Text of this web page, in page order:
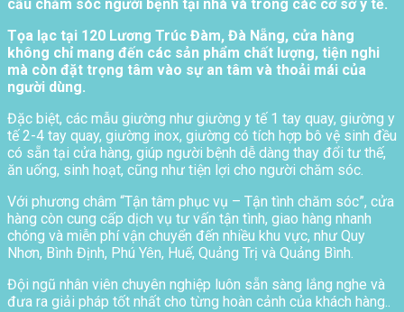
cầu chăm sóc người bệnh tại nhà và trong các cơ sở y tế.
Tọa lạc tại 120 Lương Trúc Đàm, Đà Nẵng, cửa hàng
không chỉ mang đến các sản phẩm chất lượng, tiện nghi
mà còn đặt trọng tâm vào sự an tâm và thoải mái của
người dùng.
Đặc biệt, các mẫu giường như giường y tế 1 tay quay, giường y
tế 2-4 tay quay, giường inox, giường có tích hợp bô vệ sinh đều
có sẵn tại cửa hàng, giúp người bệnh dễ dàng thay đổi tư thế,
ăn uống, sinh hoạt, cũng như tiện lợi cho người chăm sóc.
Với phương châm “Tận tâm phục vụ – Tận tình chăm sóc”, cửa
hàng còn cung cấp dịch vụ tư vấn tận tình, giao hàng nhanh
chóng và miễn phí vận chuyển đến nhiều khu vực, như Quy
Nhơn, Bình Định, Phú Yên, Huế, Quảng Trị và Quảng Bình.
Đội ngũ nhân viên chuyên nghiệp luôn sẵn sàng lắng nghe và
đưa ra giải pháp tốt nhất cho từng hoàn cảnh của khách hàng..